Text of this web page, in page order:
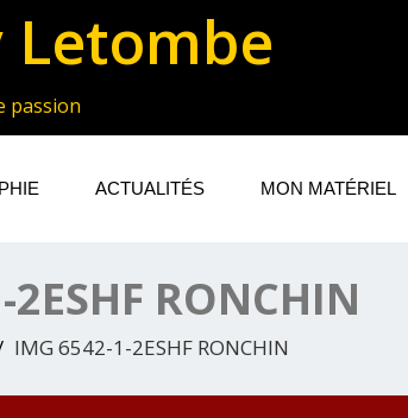
Letombe
passion
ACTUALITÉS MON MATÉRIEL
RONCHIN
IMG 6542-1-2ESHF RONCHIN